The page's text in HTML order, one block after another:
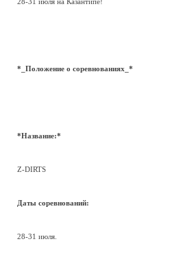
28-31 июля на Казантипе!
*_Положение о соревнованиях_*
*Название:*
Z-DIRTS
Даты соревнований:
28-31 июля.